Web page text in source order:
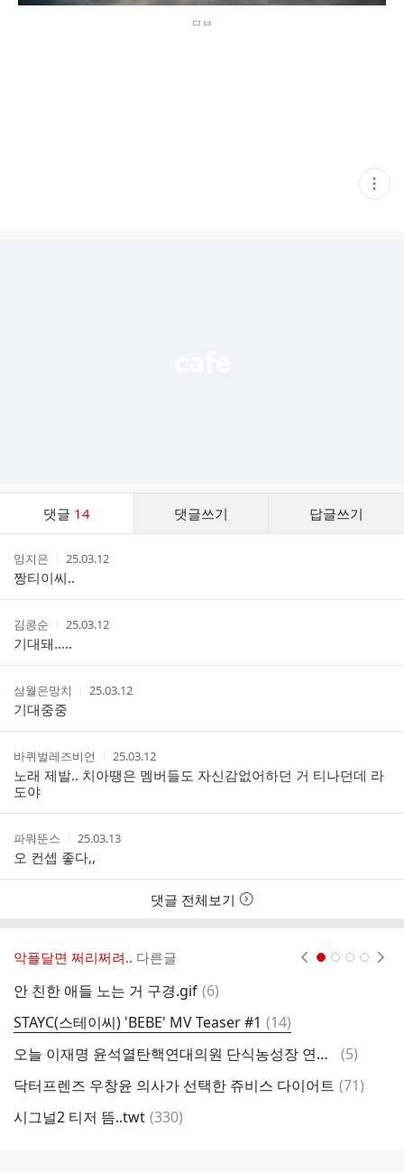
ㅁㅂ
현
재
댓글 14 댓글쓰기 답글쓰기
스
작
성
자
잉지은
작
성
시
간
25.03.12
짱티이씨..
작
성
자
김콩순
작
시
간
25.03.12
기대돼.....
작
성
자
삼월은망치
작
간
25.03.12
기대중중
작
성
자
바퀴벌레즈비언
작
성
시
25.03.12
노래 제발.. 치아땡은 멤버들도 자신감없어하던 거 티나던데 라
도야
작
성
자
파워뚠스
작
성
시
간
25.03.13
오 컨셉 좋다,,
댓글 전체보기
악플달면 쩌리쩌려.. 다른글
안 친한 애들 노는 거 구경.gif 댓
(6)
STAYC(스테이씨) 'BEBE' MV Teaser #1 댓
글
(14)
오늘 이재명 윤석열탄핵연대의원 단식농성장 연대방문.twt
댓
(5)
닥터프렌즈 우창윤 의사가 선택한 쥬비스 다이어트 댓
(71)
시그널2 티저 뜸..twt 댓
(330)